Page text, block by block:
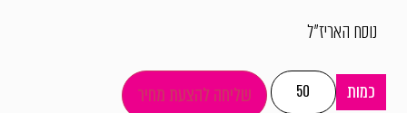
נוסח האריז"ל
כמות שליחה להצעת מחיר